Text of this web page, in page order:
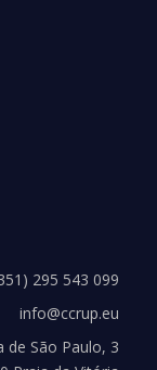
295 543 099
info@ccrup.eu
de São Paulo, 3